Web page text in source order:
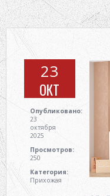
23
ОКТ
Опубликовано:
23
октября
2025
Просмотров:
250
Категория:
Прихожая